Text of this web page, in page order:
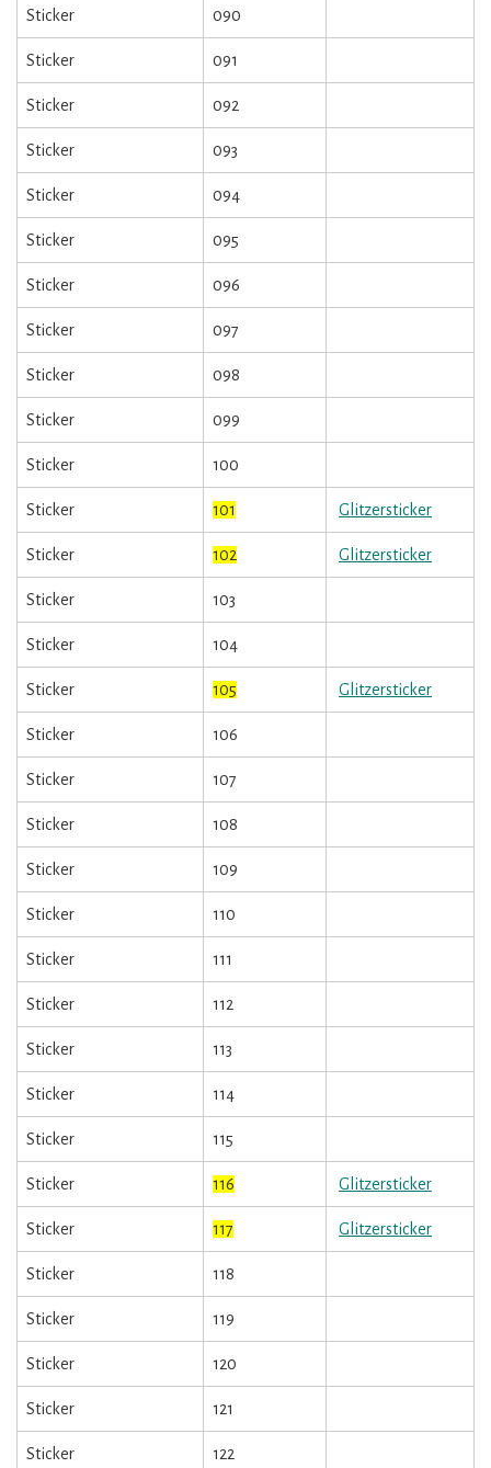
Sticker 090
Sticker 091
Sticker 092
Sticker 093
Sticker 094
Sticker 095
Sticker 096
Sticker 097
Sticker 098
Sticker 099
Sticker 100
Sticker 101 Glitzersticker
Sticker 102 Glitzersticker
Sticker 103
Sticker 104
Sticker 105 Glitzersticker
Sticker 106
Sticker 107
Sticker 108
Sticker 109
Sticker 110
Sticker 111
Sticker 112
Sticker 113
Sticker 114
Sticker 115
Sticker 116 Glitzersticker
Sticker 117 Glitzersticker
Sticker 118
Sticker 119
Sticker 120
Sticker 121
Sticker 122